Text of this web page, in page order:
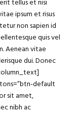
ipsum et risus
non sapien id
quis vel
Aenean vitae
dui. Donec
default
sit amet,
nibh ac